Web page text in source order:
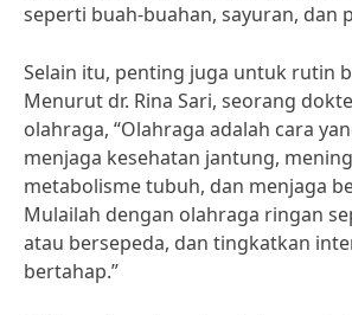
seperti buah-buahan, sayuran, dan
Selain itu, penting juga untuk rutin
Menurut dr. Rina Sari, seorang
olahraga, “Olahraga adalah cara
menjaga kesehatan jantung,
metabolisme tubuh, dan menjaga
Mulailah dengan olahraga ringan
atau bersepeda, dan tingkatkan
bertahap.”